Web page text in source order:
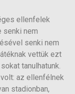
ellenfelek
senki nem
senki nem
vettük ezt
tanulhatunk.
az ellenfélnek
stadionban,